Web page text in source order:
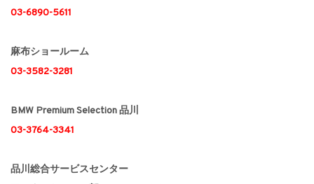
03-6890-5611
麻布ショールーム
03-3582-3281
BMW Premium Selection 品川
03-3764-3341
品川総合サービスセンター